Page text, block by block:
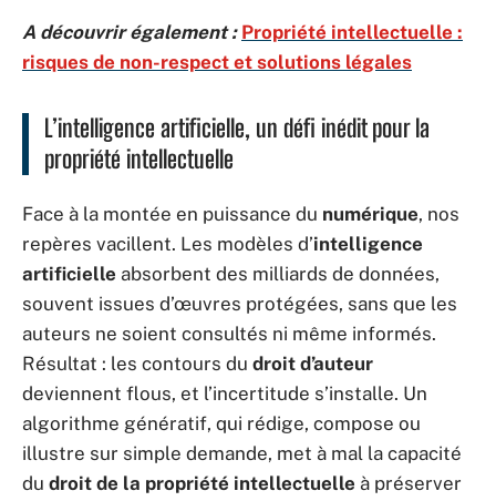
A découvrir également : Propriété intellectuelle :
risques de non-respect et solutions légales
L’intelligence artificielle, un défi inédit pour la
propriété intellectuelle
Face à la montée en puissance du numérique, nos
repères vacillent. Les modèles d’intelligence
artificielle absorbent des milliards de données,
souvent issues d’œuvres protégées, sans que les
auteurs ne soient consultés ni même informés.
Résultat : les contours du droit d’auteur
deviennent flous, et l’incertitude s’installe. Un
algorithme génératif, qui rédige, compose ou
illustre sur simple demande, met à mal la capacité
du droit de la propriété intellectuelle à préserver